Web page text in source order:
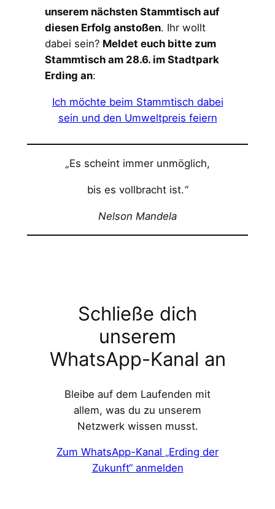
unserem nächsten Stammtisch auf
diesen Erfolg anstoßen. Ihr wollt
dabei sein? Meldet euch bitte zum
Stammtisch am 28.6. im Stadtpark
Erding an:
Ich möchte beim Stammtisch dabei
sein und den Umweltpreis feiern
„Es scheint immer unmöglich,
bis es vollbracht ist.“
Nelson Mandela
Schließe dich
unserem
WhatsApp-Kanal an
Bleibe auf dem Laufenden mit
allem, was du zu unserem
Netzwerk wissen musst.
Zum WhatsApp-Kanal „Erding der
Zukunft“ anmelden